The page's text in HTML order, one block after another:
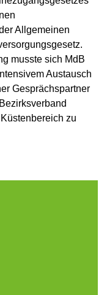
Allgemeinen
musste sich MdB
Austausch
Gesprächspartner
zu